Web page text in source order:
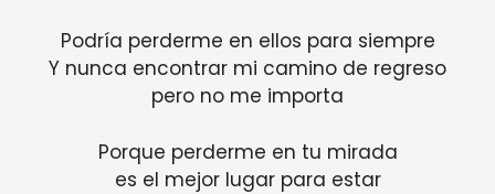
Podría perderme en ellos para siempre
Y nunca encontrar mi camino de regreso
pero no me importa
Porque perderme en tu mirada
es el mejor lugar para estar